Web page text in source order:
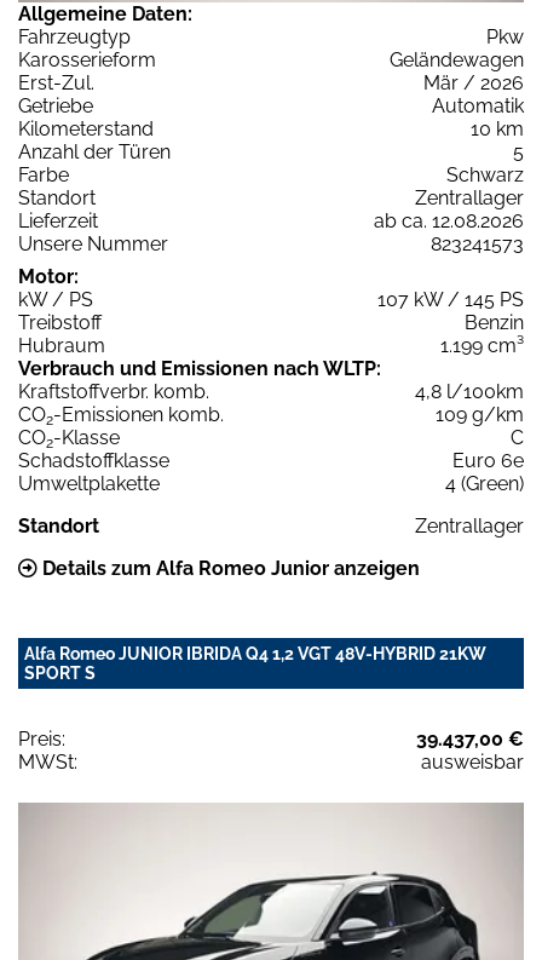
Allgemeine Daten:
Fahrzeugtyp
Pkw
Karosserieform
Geländewagen
Erst-Zul.
Mär / 2026
Getriebe
Automatik
Kilometerstand
10 km
Anzahl der Türen
5
Farbe
Schwarz
Standort
Zentrallager
Lieferzeit
ab ca. 12.08.2026
Unsere Nummer
823241573
Motor:
kW / PS
107 kW / 145 PS
Treibstoff
Benzin
Hubraum
1.199 cm³
Verbrauch und Emissionen nach WLTP:
Kraftstoffverbr. komb.
4,8 l/100km
CO2-Emissionen komb.
109 g/km
CO2-Klasse
C
Schadstoffklasse
Euro 6e
Umweltplakette
4 (Green)
Standort
Zentrallager
Details zum Alfa Romeo Junior anzeigen
Alfa Romeo JUNIOR IBRIDA Q4 1,2 VGT 48V-HYBRID 21KW
SPORT S
Preis:
39.437,00 €
MWSt:
ausweisbar